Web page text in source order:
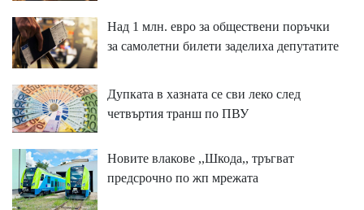
Над 1 млн. евро за обществени поръчки
за самолетни билети заделиха депутатите
Дупката в хазната се сви леко след
четвъртия транш по ПВУ
Новите влакове ,,Шкода,, тръгват
предсрочно по жп мрежата